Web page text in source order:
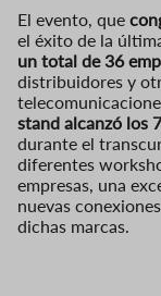
El evento, que
el éxito de la
un total de 36
distribuidores y
stand alcanzó los
durante el
diferentes
empresas, una
nuevas
dichas marcas.